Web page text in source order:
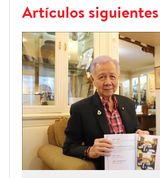
Artículos siguientes